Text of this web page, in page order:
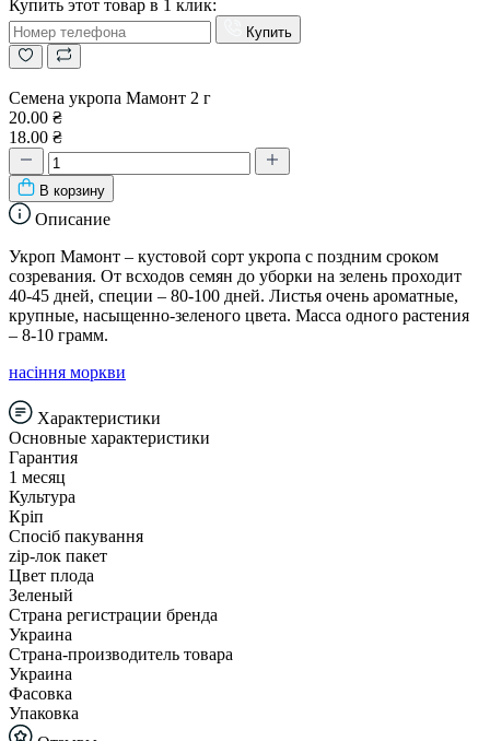
Купить этот товар в 1 клик:
Купить
Семена укропа Мамонт 2 г
20.00 ₴
18.00 ₴
В корзину
Описание
Укроп Мамонт – кустовой сорт укропа с поздним сроком
созревания. От всходов семян до уборки на зелень проходит
40-45 дней, специи – 80-100 дней. Листья очень ароматные,
крупные, насыщенно-зеленого цвета. Масса одного растения
– 8-10 грамм.
насіння моркви
Характеристики
Основные характеристики
Гарантия
1 месяц
Культура
Кріп
Спосіб пакування
zip-лок пакет
Цвет плода
Зеленый
Страна регистрации бренда
Украина
Страна-производитель товара
Украина
Фасовка
Упаковка